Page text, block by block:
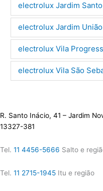
electrolux Jardim
electrolux Jardim União
electrolux Vila
electrolux Vila São
R. Santo Inácio, 41 – Jardim
13327-381
Tel. 11 4456-5666 Salto e
Tel. 11 2715-1945 Itu e região